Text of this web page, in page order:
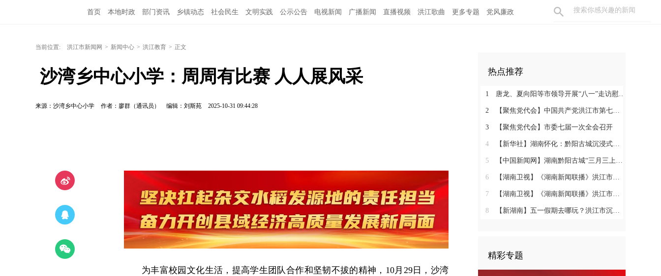
首页 本地时政 部门资讯 乡镇动态 社会民生 文明实践 公示公告 电视新闻 广播新闻 直播视频 洪江歌曲 更多专题 党风廉政
当前位置: 洪江市新闻网 > 新闻中心 > 洪江教育 > 正文
沙湾乡中心小学：周周有比赛 人人展风采
来源：沙湾乡中心小学 作者：廖群（通讯员） 编辑：刘斯苑 2025-10-31 09:44:28
为丰富校园文化生活，提高学生团队合作和坚韧不拔的精神，10月29日，沙湾
热点推荐
1 唐龙、夏向阳等市领导开展“八一”走访慰问活动
2 【聚焦党代会】中国共产党洪江市第七次代表大会胜利闭幕
3 【聚焦党代会】市委七届一次全会召开
4 【新华社】湖南怀化：黔阳古城沉浸式玩法热度攀升
5 【中国新闻网】湖南黔阳古城“三月三上巳节”演绎千年文化盛宴
6 【湖南卫视】《湖南新闻联播》洪江市：相约三月三 体验地道民俗
7 【湖南卫视】《湖南新闻联播》洪江市：相约三月三 体验地道民俗
8 【新湖南】五一假期去哪玩？洪江市沉浸式西游、趣味农耕、青春汇演……5天不重样
精彩专题